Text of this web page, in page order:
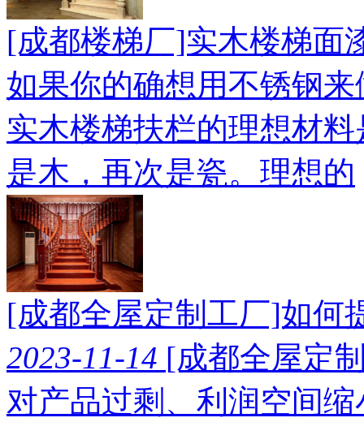
[成都楼梯厂]实木楼梯面
如果你的确想用不锈钢
实木楼梯扶栏的理想材
是木，再次是瓷。理想的
[成都全屋定制工厂]如何
2023-11-14 [成都全屋定
对产品过剩、利润空间